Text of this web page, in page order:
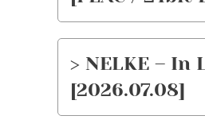
> NELKE – In
[2026.07.08]